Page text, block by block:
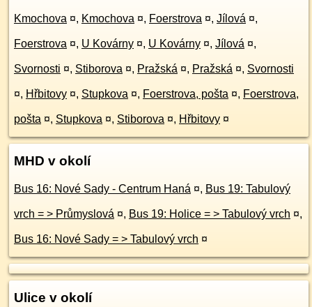
Kmochova ¤, Kmochova ¤, Foerstrova ¤, Jílová ¤,
Foerstrova ¤, U Kovárny ¤, U Kovárny ¤, Jílová ¤,
Svornosti ¤, Stiborova ¤, Pražská ¤, Pražská ¤, Svornosti
¤, Hřbitovy ¤, Stupkova ¤, Foerstrova, pošta ¤, Foerstrova,
pošta ¤, Stupkova ¤, Stiborova ¤, Hřbitovy ¤
MHD v okolí
Bus 16: Nové Sady - Centrum Haná ¤, Bus 19: Tabulový
vrch = > Průmyslová ¤, Bus 19: Holice = > Tabulový vrch ¤,
Bus 16: Nové Sady = > Tabulový vrch ¤
Ulice v okolí